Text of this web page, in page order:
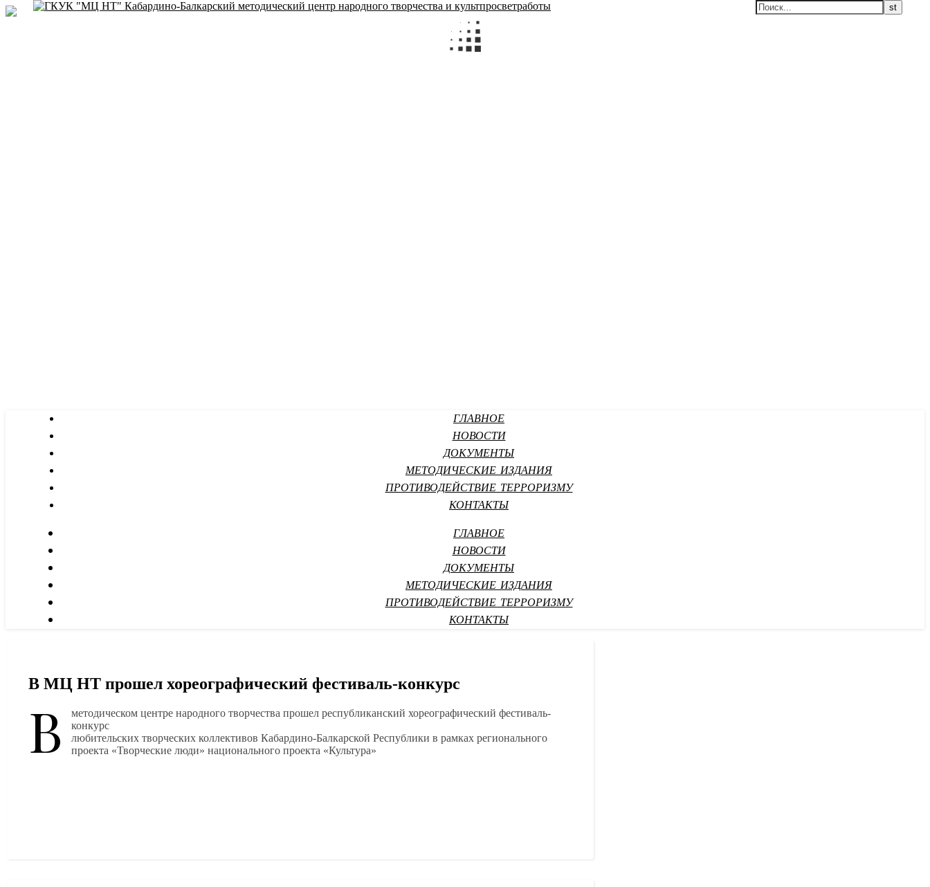
ГЛАВНОЕ
НОВОСТИ
ДОКУМЕНТЫ
МЕТОДИЧЕСКИЕ ИЗДАНИЯ
ПРОТИВОДЕЙСТВИЕ ТЕРРОРИЗМУ
КОНТАКТЫ
ГЛАВНОЕ
НОВОСТИ
ДОКУМЕНТЫ
МЕТОДИЧЕСКИЕ ИЗДАНИЯ
ПРОТИВОДЕЙСТВИЕ ТЕРРОРИЗМУ
КОНТАКТЫ
В МЦ НТ прошел хореографический фестиваль-конкурс
В
методическом центре народного творчества прошел республиканский хореографический фестиваль-
конкурс
любительских творческих коллективов Кабардино-Балкарской Республики в рамках регионального
проекта «Творческие люди» национального проекта «Культура»